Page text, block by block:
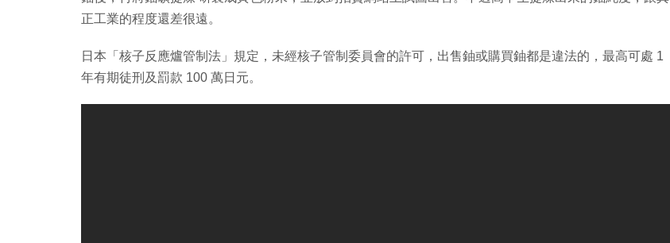
正工業的程度還差很遠。
日本「核子反應爐管制法」規定，未經核子管制委員會的許可，出售鈾或購買鈾都是違法的，最高可處 1
年有期徒刑及罰款 100 萬日元。